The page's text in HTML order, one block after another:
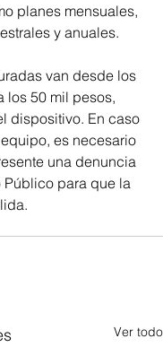
planes mensuales,
y anuales.
van desde los
los 50 mil pesos,
dispositivo. En caso
es necesario
una denuncia
Público para que la
Ver todo